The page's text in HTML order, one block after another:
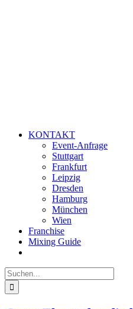
KONTAKT
Event-Anfrage
Stuttgart
Frankfurt
Leipzig
Dresden
Hamburg
München
Wien
Franchise
Mixing Guide
Suche
nach: